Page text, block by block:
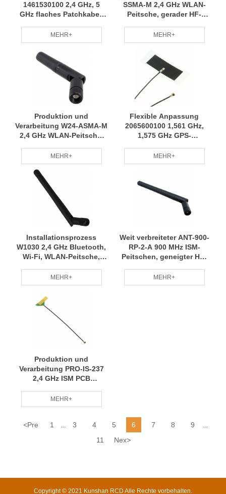
1461530100 2,4 GHz, 5
GHz flaches Patchkabel,
Kleinserienanpassung,
professionelles Team RCD
MEHR+
SSMA-M 2,4 GHz WLAN-
Peitsche, gerader HF-
professionell hergestellter
RCD auf Anfrage
MEHR+
Produktion und
Verarbeitung W24-ASMA-M
2,4 GHz WLAN-Peitsche,
Antennenkabelbaum, eine
große Auswahl an RCD-
MEHR+
Flexible Anpassung
2065600100 1,561 GHz,
1,575 GHz GPS-
HF-Antenne, Kabelbaum
ist weit verbreitet,
Spezifikationen
MEHR+
Installationsprozess
W1030 2,4 GHz Bluetooth,
Wi-Fi, WLAN-Peitsche,
Kabelbaum ist vielseitig
einsetzbar und die
Spezifikationen sind
vollständig RCD
MEHR+
Weit verbreiteter ANT-900-
RP-2-A 900 MHz ISM-
Peitschen, geneigter HF-
Stabilität, schnelle
Lieferung, RCD
MEHR+
Produktion und
Verarbeitung PRO-IS-237
2,4 GHz ISM PCB
Antennenkabelbaum
Kleinserienanpassung
MEHR+
<Pre 1 3 4 5 6 7 8 9
11 Nex>
Copyright © 2021 Kunshan RCD Alle Rechte vorbehalten.